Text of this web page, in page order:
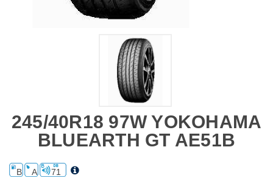
245/40R18 97W YOKOHAMA
BLUEARTH GT AE51B
B A 71